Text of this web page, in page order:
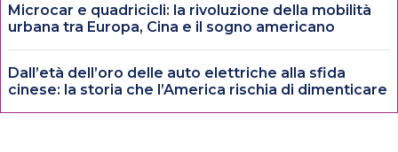
Microcar e quadricicli: la rivoluzione della mobilità
urbana tra Europa, Cina e il sogno americano
Dall’età dell’oro delle auto elettriche alla sfida
cinese: la storia che l’America rischia di dimenticare